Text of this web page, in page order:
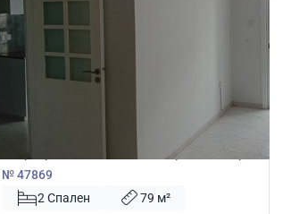
180 000
Квартира
Квартира с 2 спальнями в Ларнака, Кипр
№ 47869
2 Спален
79 м²